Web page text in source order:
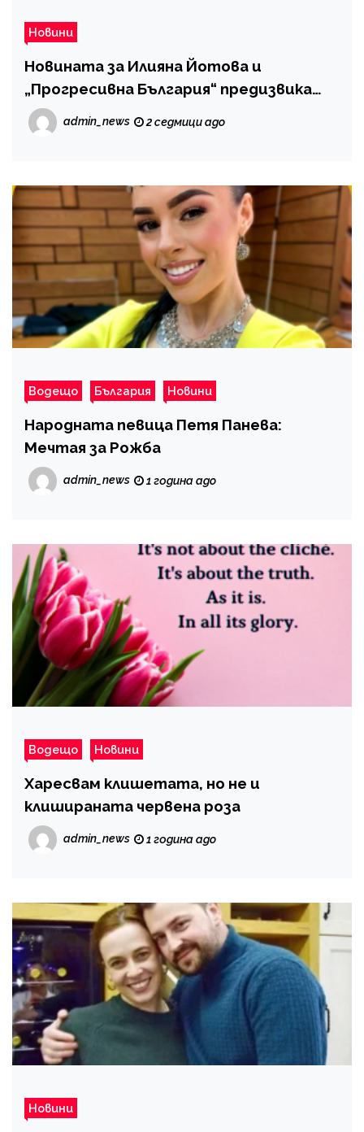
Новини
Новината за Илияна Йотова и
„Прогресивна България“ предизвика
различни реакции
admin_news 2 седмици ago
Водещо България Новини
Народната певица Петя Панева:
Мечтая за Рожба
admin_news 1 година ago
Водещо Новини
Харесвам клишетата, но не и
клишираната червена роза
admin_news 1 година ago
Новини